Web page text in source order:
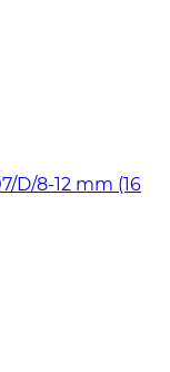
D/8-12 mm (16